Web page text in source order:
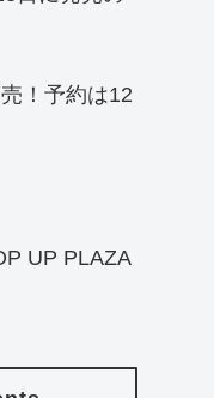
！予約は12
UP PLAZA